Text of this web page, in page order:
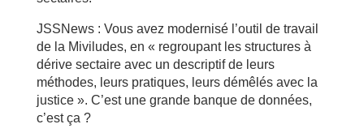
JSSNews : Vous avez modernisé l’outil de travail
de la Miviludes, en « regroupant les structures à
dérive sectaire avec un descriptif de leurs
méthodes, leurs pratiques, leurs démêlés avec la
justice ». C’est une grande banque de données,
c’est ça ?